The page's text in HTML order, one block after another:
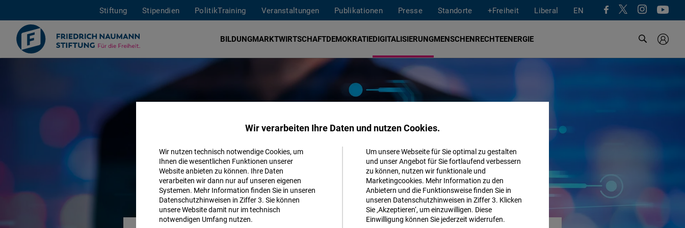
Stiftung Stipendien PolitikTraining Veranstaltungen Publikationen Presse Standorte +Freiheit Liberal EN
BILDUNGMARKTWIRTSCHAFTDEMOKRATIEDIGITALISIERUNGMENSCHENRECHTEENERGIE
Wir verarbeiten Ihre Daten und nutzen Cookies.
Wir nutzen technisch notwendige Cookies, um
Ihnen die wesentlichen Funktionen unserer
Website anbieten zu können. Ihre Daten
verarbeiten wir dann nur auf unseren eigenen
Systemen. Mehr Information finden Sie in unseren
Datenschutzhinweisen in Ziffer 3. Sie können
unsere Website damit nur im technisch
notwendigen Umfang nutzen.
Um unsere Webseite für Sie optimal zu gestalten
und unser Angebot für Sie fortlaufend verbessern
zu können, nutzen wir funktionale und
Marketingcookies. Mehr Information zu den
Anbietern und die Funktionsweise finden Sie in
unseren Datenschutzhinweisen in Ziffer 3. Klicken
Sie ‚Akzeptieren‘, um einzuwilligen. Diese
Einwilligung können Sie jederzeit widerrufen.
Matomo
Facebook
Embed
Akzeptieren